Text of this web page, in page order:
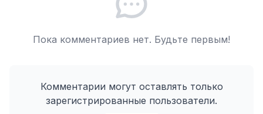
Пока комментариев нет. Будьте первым!
Комментарии могут оставлять только
зарегистрированные пользователи.